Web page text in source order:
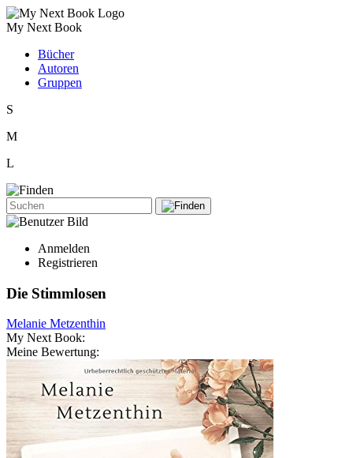
My Next Book
Bücher
Autoren
Gruppen
S
M
L
Anmelden
Registrieren
Die Stimmlosen
Melanie Metzenthin
My Next Book:
Meine Bewertung: